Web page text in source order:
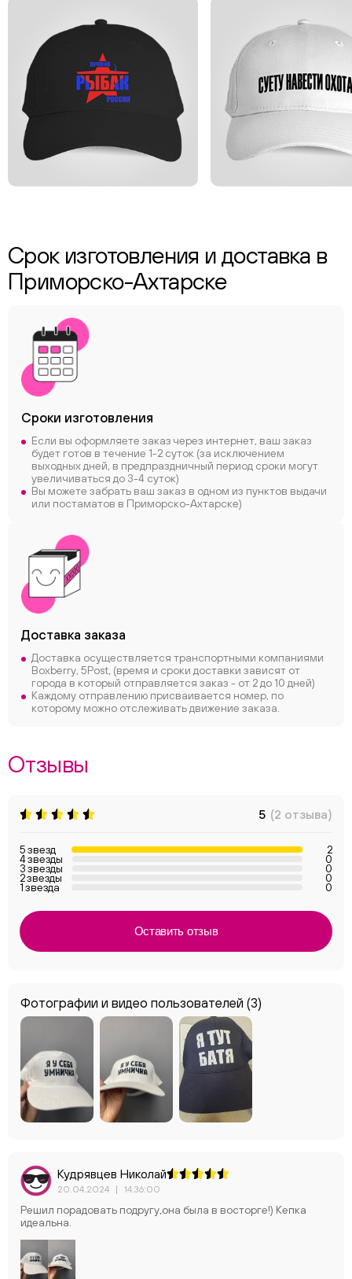
Срок изготовления и доставка в
Приморско-Ахтарске
Сроки изготовления
Если вы оформляете заказ через интернет, ваш заказ
будет готов в течение 1-2 суток (за исключением
выходных дней, в предпраздничный период сроки могут
увеличиваться до 3-4 суток)
Вы можете забрать ваш заказ в одном из пунктов выдачи
или постаматов в Приморско-Ахтарске)
Доставка заказа
Доставка осуществляется транспортными компаниями
Boxberry, 5Post, (время и сроки доставки зависят от
города в который отправляется заказ - от 2 до 10 дней)
Каждому отправлению присваивается номер, по
которому можно отслеживать движение заказа.
Отзывы
Фотографии и видео пользователей (3)
5 (2 отзыва)
5 звезд 2
4 звезды 0
3 звезды 0
2 звезды 0
1 звезда 0
Оставить отзыв
Кудрявцев Николай
20.04.2024 | 14:36:00
Решил порадовать подругу,она была в восторге!) Кепка
идеальна.